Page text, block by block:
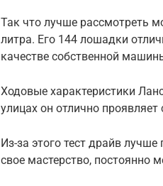
Так что лучше рассмотреть
литра. Его 144 лошадки
качестве собственной
Ходовые характеристики
улицах он отлично
Из-за этого тест драйв
свое мастерство, постоянно